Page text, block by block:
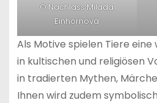
© Nachlass Milada
Einhornová
Als Motive spielen Tiere
in kultischen und religiösen
in tradierten Mythen,
Ihnen wird zudem